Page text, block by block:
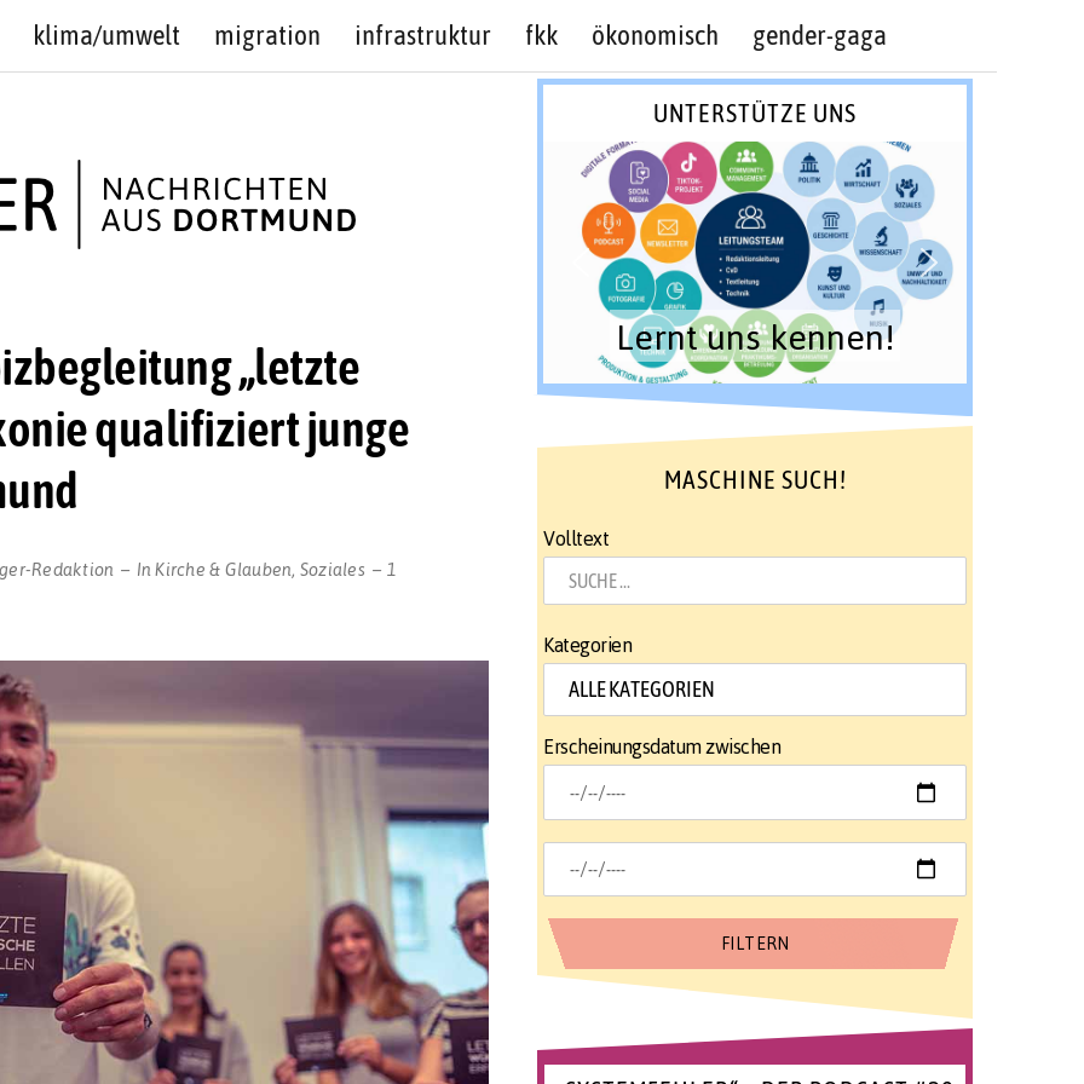
klima/umwelt migration infrastruktur fkk ökonomisch gender-gaga
„letzte
qualifiziert junge
Redaktion In Kirche & Glauben Soziales
1
UNTERSTÜTZE UNS
Lernt uns kennen!
MASCHINE SUCH!
Volltext
Kategorien
Erscheinungsdatum zwischen